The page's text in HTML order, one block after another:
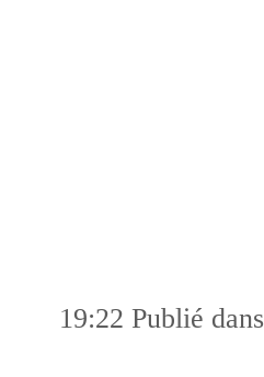
19:22 Publié dans